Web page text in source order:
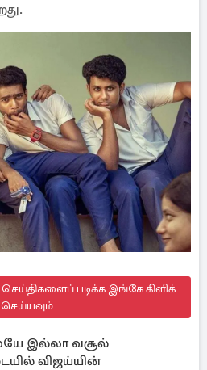
படிக்க இங்கே கிளிக்
செய்யவும்
இல்லா வசூல்
விஜய்யின்